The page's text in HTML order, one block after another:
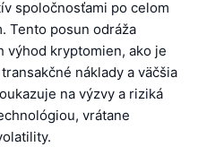
spoločnosťami po celom
Tento posun odráža
výhod kryptomien, ako je
náklady a väčšia
na výzvy a riziká
vrátane